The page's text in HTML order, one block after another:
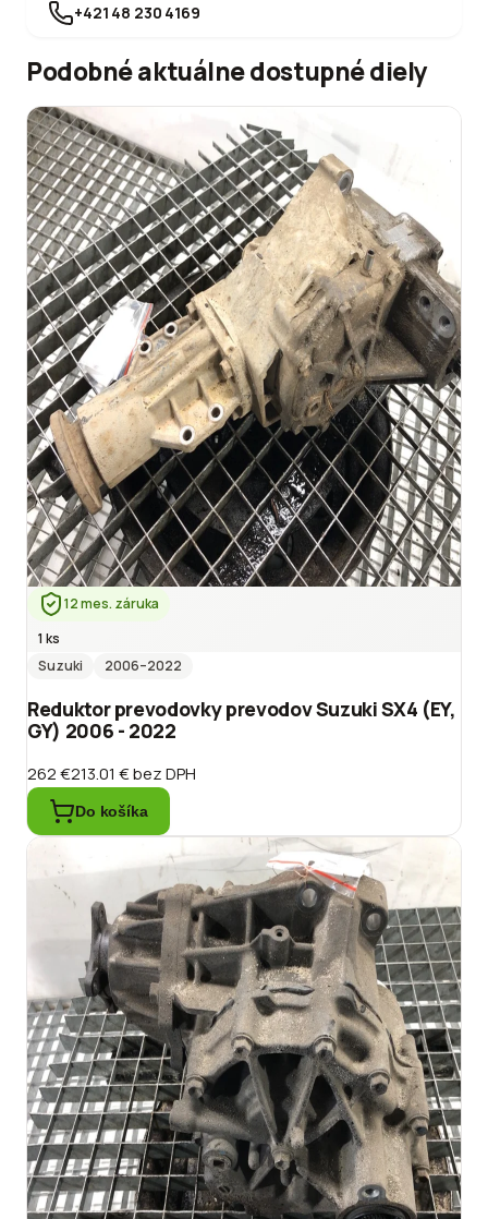
+421 48 230 4169
Podobné aktuálne dostupné diely
12 mes. záruka
1 ks
Suzuki
2006–2022
Reduktor prevodovky prevodov Suzuki SX4 (EY,
GY) 2006 - 2022
262 €213.01 €bez DPH
Do košíka